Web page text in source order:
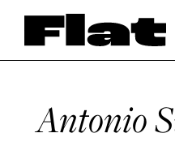
Antonio